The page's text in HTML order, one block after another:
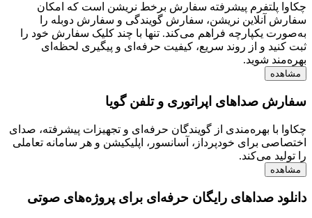
چکاوا پلتفرم پیشرفته سفارش برخط نریشن است که امکان
سفارش آنلاین نریشن، سفارش گویندگی و سفارش دوبله را
به‌صورت یکپارچه فراهم می‌کند. تنها با چند کلیک سفارش خود را
ثبت کنید و از روند سریع، کیفیت حرفه‌ای و پیگیری لحظه‌ای
بهره‌مند شوید.
مشاهده
سفارش صداهای اپراتوری و تلفن گویا
چکاوا با بهره‌مندی از گویندگان حرفه‌ای و تجهیزات پیشرفته، صدای
اختصاصی برای خودپرداز، آسانسور، اپلیکیشن و هر سامانه تعاملی
را تولید می‌کند.
مشاهده
دانلود صداهای رایگان حرفه‌ای برای پروژه‌های صوتی